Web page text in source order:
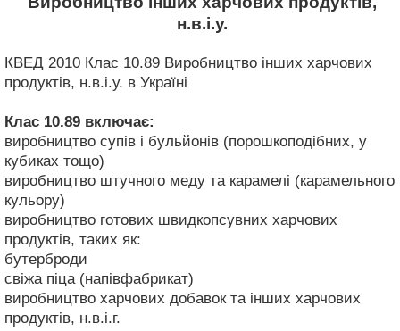
н.в.і.у.
КВЕД 2010 Клас 10.89 Виробництво інших харчових
продуктів, н.в.і.у. в Україні
Клас 10.89 включає:
виробництво супів і бульйонів (порошкоподібних, у
кубиках тощо)
виробництво штучного меду та карамелі (карамельного
кульору)
виробництво готових швидкопсувних харчових
продуктів, таких як:
бутерброди
свіжа піца (напівфабрикат)
виробництво харчових добавок та інших харчових
продуктів, н.в.і.г.